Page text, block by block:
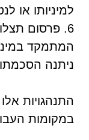
למיניותו או
6. פרסום
המתמקד
ניתנה
התנהגויות
במקומות